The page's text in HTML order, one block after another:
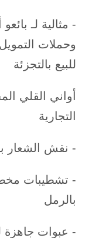
- مثالية لـ
وحملات
للبيع بالتجزئة
أواني القلي
التجارية
- نقش الشعار
- تشطيبات
بالرمل
- عبوات جاهزة